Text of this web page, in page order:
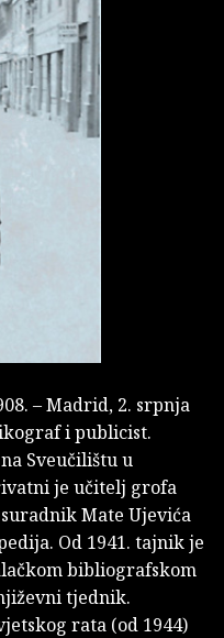
– Madrid, 2. srpnja
i publicist.
Sveučilištu u
je učitelj grofa
Mate Ujevića
Od 1941. tajnik je
bibliografskom
tjednik.
rata (od 1944)